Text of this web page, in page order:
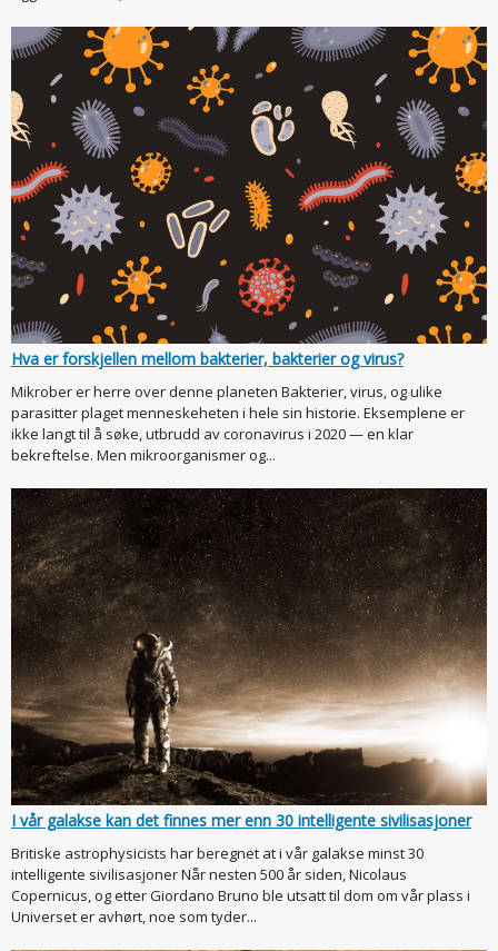
Hva er forskjellen mellom bakterier, bakterier og virus?
Mikrober er herre over denne planeten Bakterier, virus, og ulike
parasitter plaget menneskeheten i hele sin historie. Eksemplene er
ikke langt til å søke, utbrudd av coronavirus i 2020 — en klar
bekreftelse. Men mikroorganismer og...
I vår galakse kan det finnes mer enn 30 intelligente sivilisasjoner
Britiske astrophysicists har beregnet at i vår galakse minst 30
intelligente sivilisasjoner Når nesten 500 år siden, Nicolaus
Copernicus, og etter Giordano Bruno ble utsatt til dom om vår plass i
Universet er avhørt, noe som tyder...